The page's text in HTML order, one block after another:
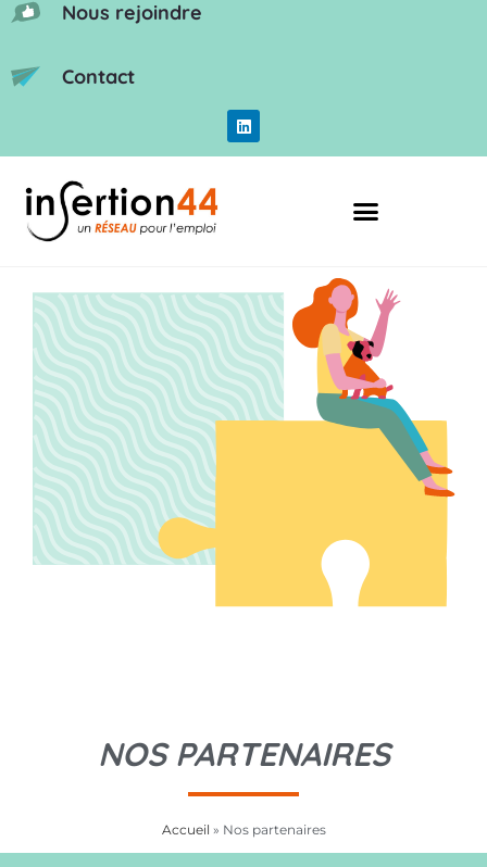
Nous rejoindre
Contact
NOS PARTENAIRES
Accueil » Nos partenaires